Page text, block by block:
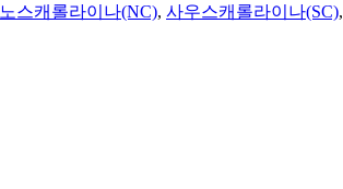
노스캐롤라이나(NC), 사우스캐롤라이나(SC),